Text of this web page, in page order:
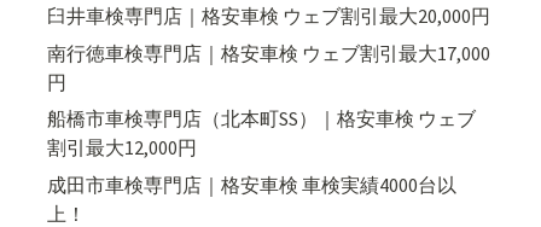
臼井車検専門店｜格安車検 ウェブ割引最大20,000円
南行徳車検専門店｜格安車検 ウェブ割引最大17,000
円
船橋市車検専門店（北本町SS）｜格安車検 ウェブ
割引最大12,000円
成田市車検専門店｜格安車検 車検実績4000台以
上！